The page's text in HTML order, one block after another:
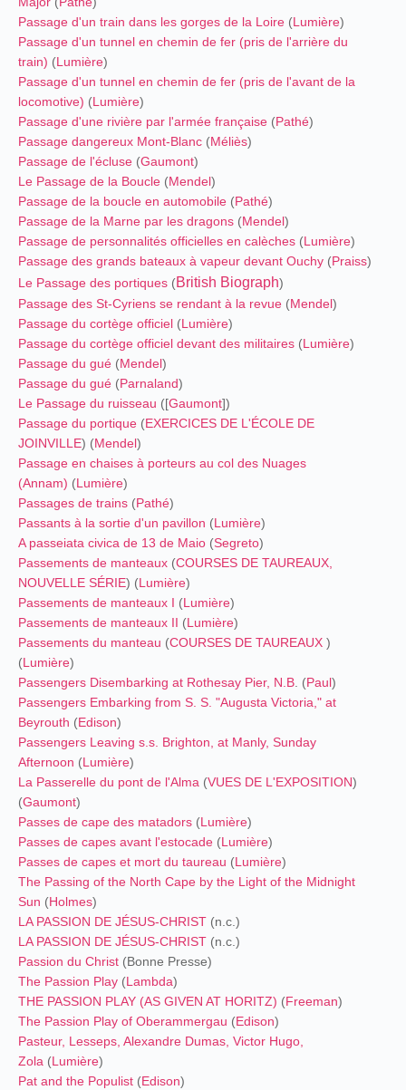
Passage d'un train dans les gorges de la Loire (Lumière)
Passage d'un tunnel en chemin de fer (pris de l'arrière du
train) (Lumière)
Passage d'un tunnel en chemin de fer (pris de l'avant de la
locomotive) (Lumière)
Passage d'une rivière par l'armée française (Pathé)
Passage dangereux Mont-Blanc (Méliès)
Passage de l'écluse (Gaumont)
Le Passage de la Boucle (Mendel)
Passage de la boucle en automobile (Pathé)
Passage de la Marne par les dragons (Mendel)
Passage de personnalités officielles en calèches (Lumière)
Passage des grands bateaux à vapeur devant Ouchy (Praiss)
Le Passage des portiques (British Biograph)
Passage des St-Cyriens se rendant à la revue (Mendel)
Passage du cortège officiel (Lumière)
Passage du cortège officiel devant des militaires (Lumière)
Passage du gué (Mendel)
Passage du gué (Parnaland)
Le Passage du ruisseau ([Gaumont])
Passage du portique (EXERCICES DE L'ÉCOLE DE
JOINVILLE) (Mendel)
Passage en chaises à porteurs au col des Nuages
(Annam) (Lumière)
Passages de trains (Pathé)
Passants à la sortie d'un pavillon (Lumière)
A passeiata civica de 13 de Maio (Segreto)
Passements de manteaux (COURSES DE TAUREAUX,
NOUVELLE SÉRIE) (Lumière)
Passements de manteaux I (Lumière)
Passements de manteaux II (Lumière)
Passements du manteau (COURSES DE TAUREAUX )
(Lumière)
Passengers Disembarking at Rothesay Pier, N.B . (Paul)
Passengers Embarking from S. S. "Augusta Victoria," at
Beyrouth (Edison)
Passengers Leaving s.s. Brighton, at Manly, Sunday
Afternoon (Lumière)
La Passerelle du pont de l'Alma (VUES DE L'EXPOSITION)
(Gaumont)
Passes de cape des matadors (Lumière)
Passes de capes avant l'estocade (Lumière)
Passes de capes et mort du taureau (Lumière)
The Passing of the North Cape by the Light of the Midnight
Sun (Holmes)
LA PASSION DE JÉSUS-CHRIST (n.c.)
LA PASSION DE JÉSUS-CHRIST (n.c.)
Passion du Christ (Bonne Presse)
The Passion Play (Lambda)
THE PASSION PLAY (AS GIVEN AT HORITZ) (Freeman)
The Passion Play of Oberammergau (Edison)
Pasteur, Lesseps, Alexandre Dumas, Victor Hugo,
Zola (Lumière)
Pat and the Populist (Edison)